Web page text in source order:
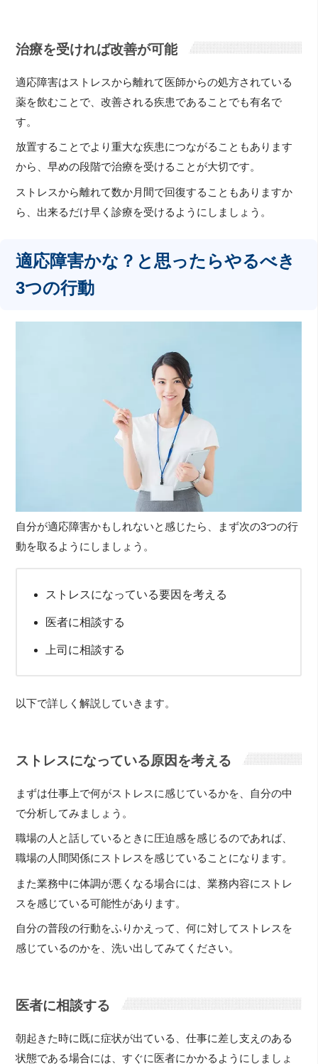
治療を受ければ改善が可能
適応障害はストレスから離れて医師からの処方されている
薬を飲むことで、改善される疾患であることでも有名で
す。
放置することでより重大な疾患につながることもあります
から、早めの段階で治療を受けることが大切です。
ストレスから離れて数か月間で回復することもありますか
ら、出来るだけ早く診療を受けるようにしましょう。
適応障害かな？と思ったらやるべき
3つの行動
自分が適応障害かもしれないと感じたら、まず次の3つの行
動を取るようにしましょう。
ストレスになっている要因を考える
医者に相談する
上司に相談する
以下で詳しく解説していきます。
ストレスになっている原因を考える
まずは仕事上で何がストレスに感じているかを、自分の中
で分析してみましょう。
職場の人と話しているときに圧迫感を感じるのであれば、
職場の人間関係にストレスを感じていることになります。
また業務中に体調が悪くなる場合には、業務内容にストレ
スを感じている可能性があります。
自分の普段の行動をふりかえって、何に対してストレスを
感じているのかを、洗い出してみてください。
医者に相談する
朝起きた時に既に症状が出ている、仕事に差し支えのある
状態である場合には、すぐに医者にかかるようにしましょ